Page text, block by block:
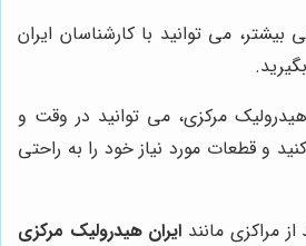
بیشتر، می توانید با کارشناسان ایران
هیدرولیک مرکزی، می توانید در وقت و
و قطعات مورد نیاز خود را به راحتی
مراکزی مانند ایران هیدرولیک مرکزی